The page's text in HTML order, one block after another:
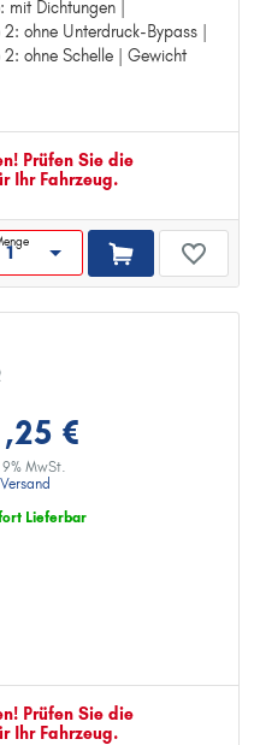
Dichtungen |
ohne Unterdruck-Bypass |
ohne Schelle | Gewicht
mit Dichtungen
ohne Unterdruck-Bypass
Prüfen Sie die
Ihr Fahrzeug.
€
MwSt.
Versand
Lieferbar
Prüfen Sie die
Ihr Fahrzeug.